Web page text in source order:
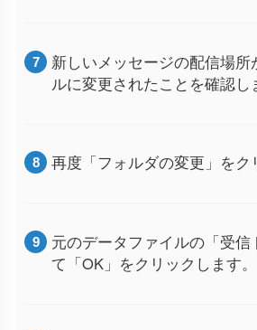
新しいメッセージの配信場所
ルに変更されたことを確認し
再度「フォルダの変更」をク
元のデータファイルの「受信
て「OK」をクリックします。